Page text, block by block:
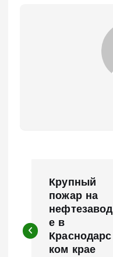
в
Крупный
пожар на
нефтезавод
е в
Краснодарс
ком крае